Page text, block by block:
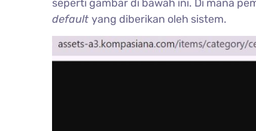
seperti gambar di bawah ini. Di mana
default yang diberikan oleh sistem.